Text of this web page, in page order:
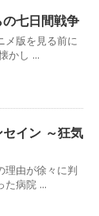
七日間戦争
メ版を見る前に
かし ...
イン ～狂気
理由が徐々に判
た病院 ...